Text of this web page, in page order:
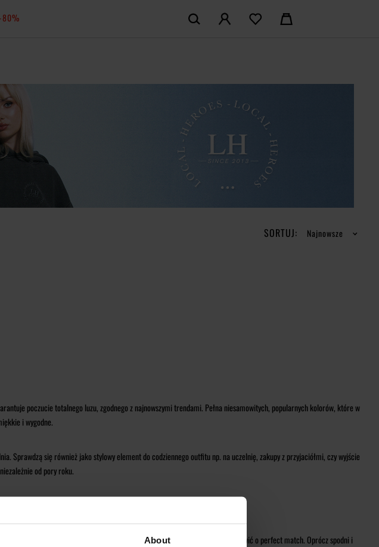
About
80%
ZALOGUJ SIĘ
SORTUJ: Najnowsze
poczucie totalnego luzu, zgodnego z najnowszymi trendami. Pełna niesamowitych, popularnych kolorów, które w
i wygodne.
Sprawdzą się również jako stylowy element do codziennego outfitu np. na uczelnię, zakupy z przyjaciółmi, czy wyjście
od pory roku.
może teraz nosić każdy! Twoja druga połowka od tej pory nie musi się już martwić o perfect match. Oprócz spodni i